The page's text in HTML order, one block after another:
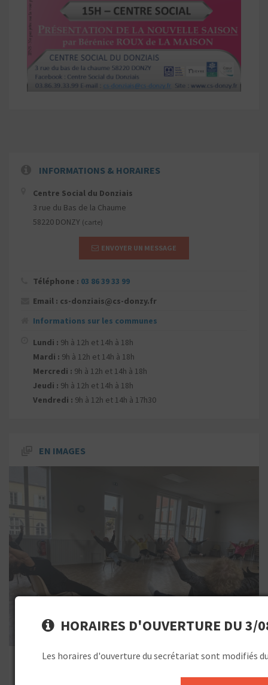
INFORMATIONS & HORAIRES
Centre Social du Donziais
3 rue du Bas de la Chaume
58220 DONZY (carte)
ENVOYER UN MESSAGE
Téléphone : 03 86 39 33 99
Email : cs-donziais@cs-donzy.fr
Informations sur les communes
Lundi : 9h à 12h et 14h à 18h
Mardi : 9h à 12h et 14h à 18h
Mercredi : 9h à 12h et 14h à 18h
Jeudi : 9h à 12h et 14h à 18h
Vendredi : 9h à 12h et 14h à 17h30
EN IMAGES
HORAIRES D'OUVERTURE DU 3/
Les horaires d'ouverture du secrétariat sont modifiés